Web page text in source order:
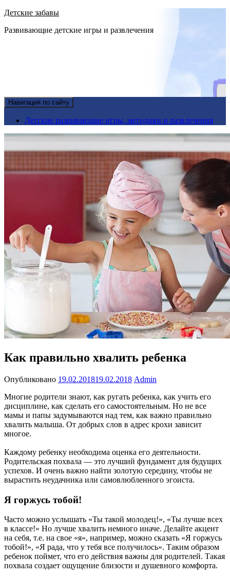
Детские забавы
Развивающие детские игры и развлечения
Навигация по сайту
Детские развивающие игры, методики и развлечения
Как правильно хвалить ребенка
Опубликовано 19.02.201819.02.2018 Admin
Многие родители знают, как ругать ребенка, как учить его
дисциплине, как сделать его самостоятельным. Но не все
мамы и папы задумываются над тем, как важно правильно
хвалить малыша. От добрых слов в адрес крохи зависит
многое.
Каждому ребенку необходима оценка его деятельности.
Родительская похвала — это лучший фундамент для будущих
успехов. И очень важно найти золотую середину, чтобы не
вырастить неудачника или самовлюбленного эгоиста.
Я горжусь тобой!
Часто можно услышать «Ты такой молодец!», «Ты лучше всех
в классе!» Но лучше хвалить немного иначе. Делайте акцент
на себя, т.е. на свое «я», например, можно сказать «Я горжусь
тобой!», «Я рада, что у тебя все получилось». Таким образом
ребенок поймет, что его действия важны для родителей. Такая
похвала создает ощущение близости и душевного комфорта.